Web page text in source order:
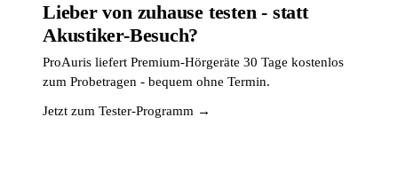
Lieber von zuhause testen - statt
Akustiker-Besuch?
ProAuris liefert Premium-Hörgeräte 30 Tage kostenlos
zum Probetragen - bequem ohne Termin.
Jetzt zum Tester-Programm →